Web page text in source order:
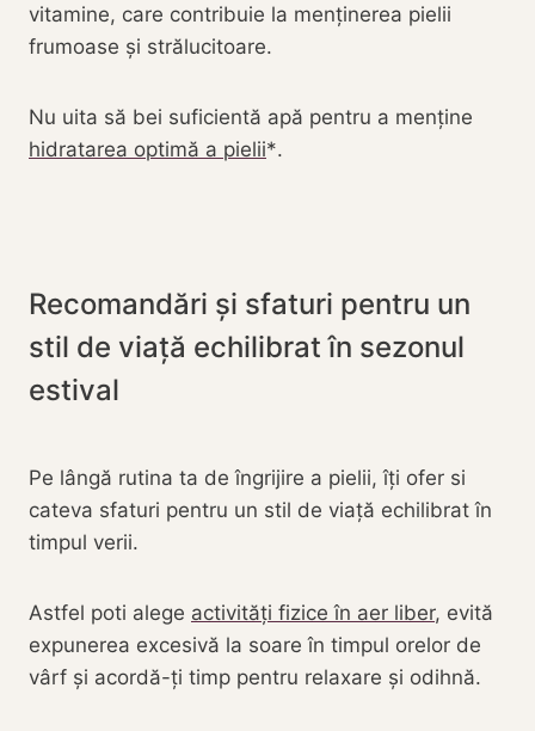
vitamine, care contribuie la menținerea pielii
frumoase și strălucitoare.
Nu uita să bei suficientă apă pentru a menține
hidratarea optimă a pielii .
Recomandări și sfaturi pentru un
stil de viață echilibrat în sezonul
estival
Pe lângă rutina ta de îngrijire a pielii, îți ofer si
cateva sfaturi pentru un stil de viață echilibrat în
timpul verii.
Astfel poti alege activități fizice în aer liber, evită
expunerea excesivă la soare în timpul orelor de
vârf și acordă-ți timp pentru relaxare și odihnă.